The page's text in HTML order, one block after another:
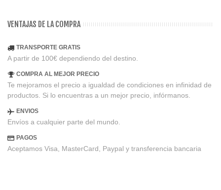
VENTAJAS DE LA COMPRA
TRANSPORTE GRATIS
A partir de 100€ dependiendo del destino.
COMPRA AL MEJOR PRECIO
Te mejoramos el precio a igualdad de condiciones en infinidad de
productos. Si lo encuentras a un mejor precio, infórmanos.
ENVIOS
Envíos a cualquier parte del mundo.
PAGOS
Aceptamos Visa, MasterCard, Paypal y transferencia bancaria